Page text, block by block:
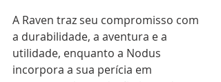
A Raven traz seu compromisso com
a durabilidade, a aventura e a
utilidade, enquanto a Nodus
incorpora a sua perícia em